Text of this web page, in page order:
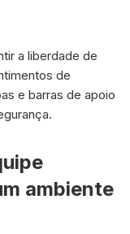
a liberdade de
de
e barras de apoio
ambiente